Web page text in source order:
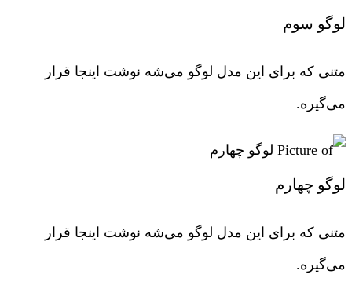
لوگو سوم
متنی که برای این مدل لوگو می‌شه نوشت اینجا قرار
می‌گیره.
لوگو چهارم
متنی که برای این مدل لوگو می‌شه نوشت اینجا قرار
می‌گیره.